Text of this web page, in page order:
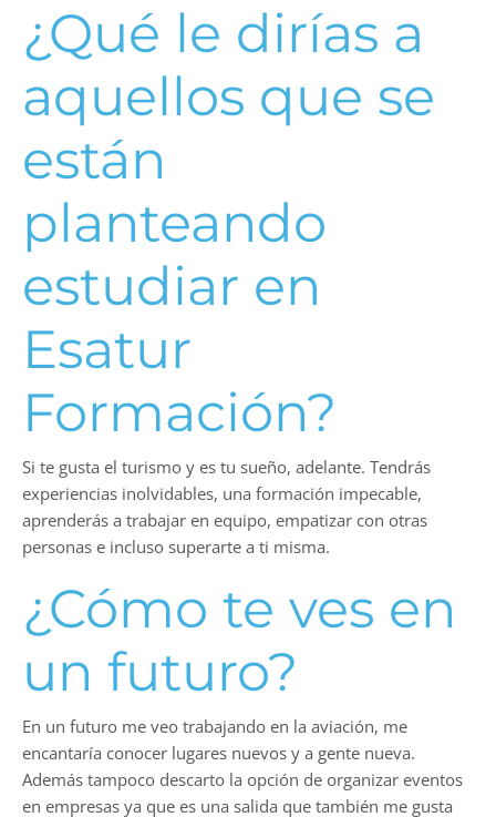
¿Qué le dirías a
aquellos que se
están
planteando
estudiar en
Esatur
Formación?
Si te gusta el turismo y es tu sueño, adelante. Tendrás
experiencias inolvidables, una formación impecable,
aprenderás a trabajar en equipo, empatizar con otras
personas e incluso superarte a ti misma.
¿Cómo te ves en
un futuro?
En un futuro me veo trabajando en la aviación, me
encantaría conocer lugares nuevos y a gente nueva.
Además tampoco descarto la opción de organizar eventos
en empresas ya que es una salida que también me gusta